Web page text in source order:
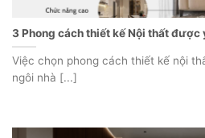
3 Phong cách thiết kế Nội thất được
Việc chọn phong cách thiết kế nội
ngôi nhà [...]